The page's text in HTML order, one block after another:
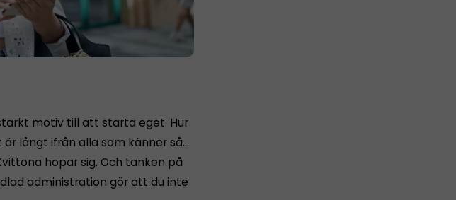
motiv till att starta eget. Hur
är långt ifrån alla som känner så…
hopar sig. Och tanken på
administration gör att du inte